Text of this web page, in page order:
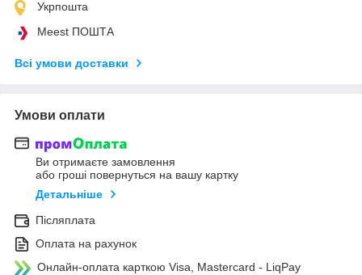
Укрпошта
Meest ПОШТА
Всі умови доставки
Умови оплати
Ви отримаєте замовлення
або гроші повернуться на вашу картку
Детальніше
Післяплата
Оплата на рахунок
Онлайн-оплата карткою Visa, Mastercard - LiqPay